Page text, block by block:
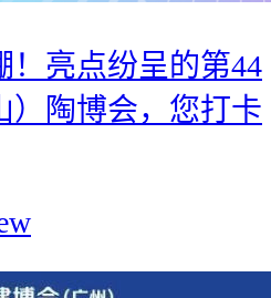
！亮点纷呈的第44
）陶博会，您打卡